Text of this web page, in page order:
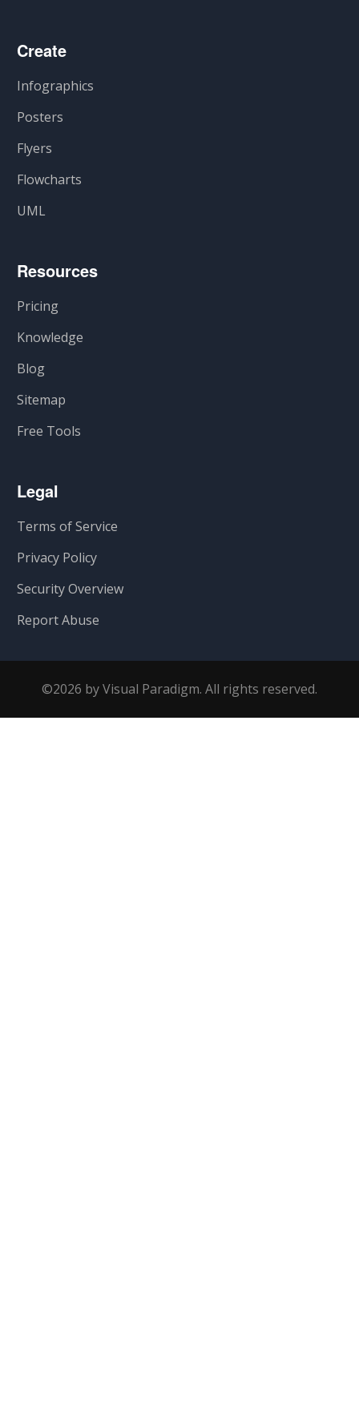
Create
Infographics
Posters
Flyers
Flowcharts
UML
Resources
Pricing
Knowledge
Blog
Sitemap
Free Tools
Legal
Terms of Service
Privacy Policy
Security Overview
Report Abuse
©2026 by Visual Paradigm. All rights reserved.